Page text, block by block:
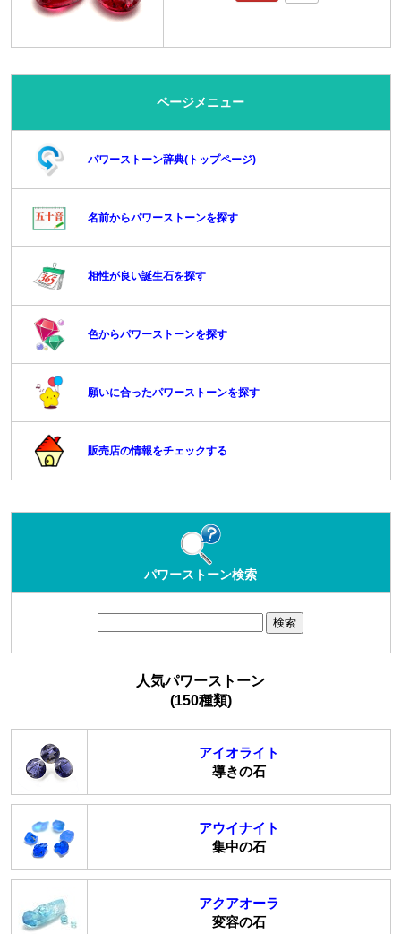
ページメニュー
パワーストーン辞典(トップページ)
名前からパワーストーンを探す
相性が良い誕生石を探す
色からパワーストーンを探す
願いに合ったパワーストーンを探す
販売店の情報をチェックする
パワーストーン検索
人気パワーストーン
(150種類)
アイオライト
導きの石
アウイナイト
集中の石
アクアオーラ
変容の石